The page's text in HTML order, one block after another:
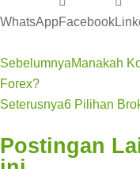
WhatsAppFacebook
SebelumnyaManakah
Forex?
Seterusnya6 Pilihan
Postingan